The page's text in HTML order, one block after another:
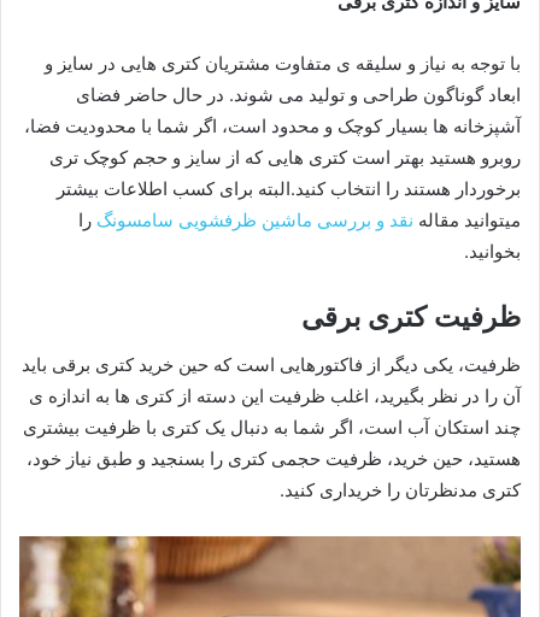
با توجه به نیاز و سلیقه ی متفاوت مشتریان کتری هایی در سایز و
ابعاد گوناگون طراحی و تولید می شوند. در حال حاضر فضای
آشپزخانه ها بسیار کوچک و محدود است، اگر شما با محدودیت فضا،
روبرو هستید بهتر است کتری هایی که از سایز و حجم کوچک تری
برخوردار هستند را انتخاب کنید.البته برای کسب اطلاعات بیشتر
میتوانید مقاله نقد و بررسی ماشین ظرفشویی سامسونگ را
بخوانید.
ظرفیت کتری برقی
ظرفیت، یکی دیگر از فاکتورهایی است که حین خرید کتری برقی باید
آن را در نظر بگیرید، اغلب ظرفیت این دسته از کتری ها به اندازه ی
چند استکان آب است، اگر شما به دنبال یک کتری با ظرفیت بیشتری
هستید، حین خرید، ظرفیت حجمی کتری را بسنجید و طبق نیاز خود،
کتری مدنظرتان را خریداری کنید.